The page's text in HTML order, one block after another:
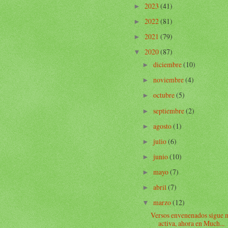
►2023(41)
►2022(81)
►2021(79)
▼2020(87)
►diciembre(10)
►noviembre(4)
►octubre(5)
►septiembre(2)
► agosto(1)
►julio(6)
►junio(10)
►mayo(7)
►abril(7)
▼marzo(12)
Versos envenenados sigue
activa, ahora en Much...